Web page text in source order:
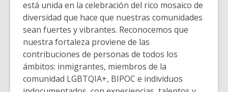
está unida en la celebración del rico mosaico de
diversidad que hace que nuestras comunidades
sean fuertes y vibrantes. Reconocemos que
nuestra fortaleza proviene de las
contribuciones de personas de todos los
ámbitos: inmigrantes, miembros de la
comunidad LGBTQIA+, BIPOC e individuos